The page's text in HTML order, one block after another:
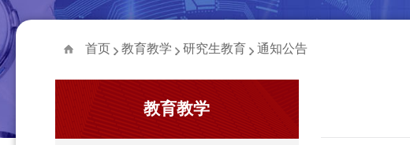
首页 教育教学 研究生教育 通知公告
教育教学